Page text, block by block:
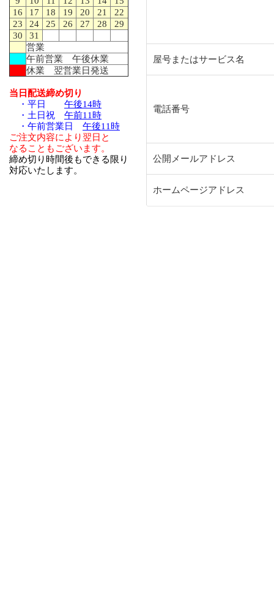
16
17 18 19 20 21
22
23
24 25 26 27 28
29
30
31
営業
午前営業 午後休業
休業 翌営業日発送
当日配送締め切り
・平日 午後14時
・土日祝 午前11時
・午前営業日 午後11時
ご注文内容により翌日と
なることもございます。
締め切り時間後もできる限り
対応いたします。
屋号またはサービス名
電話番号
公開メールアドレス
ホームページアドレス